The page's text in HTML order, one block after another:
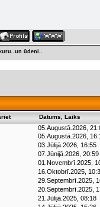
ūdeni..
Datums, Laiks
05.Augustā.2026,
05.Augustā.2026,
03.Jūlijā.2026, 16:55
07.Jūnijā.2026, 20:59
01.Novembrī.2025,
16.Oktobrī.2025,
29.Septembrī.2025,
20.Septembrī.2025,
21.Jūlijā.2025, 08:18